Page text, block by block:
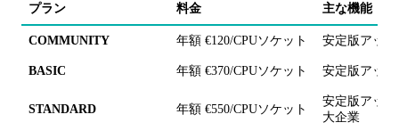
プラン 料金 主な機能・
COMMUNITY 年額 €120/CPUソケット 安定版アッ
BASIC 年額 €370/CPUソケット 安定版アッ
STANDARD 年額 €550/CPUソケット
安定版アッ
大企業